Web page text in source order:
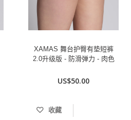
XAMAS 舞台护臀有垫短裤
2.0升级版 - 防滑弹力 - 肉色
US$50.00
收藏